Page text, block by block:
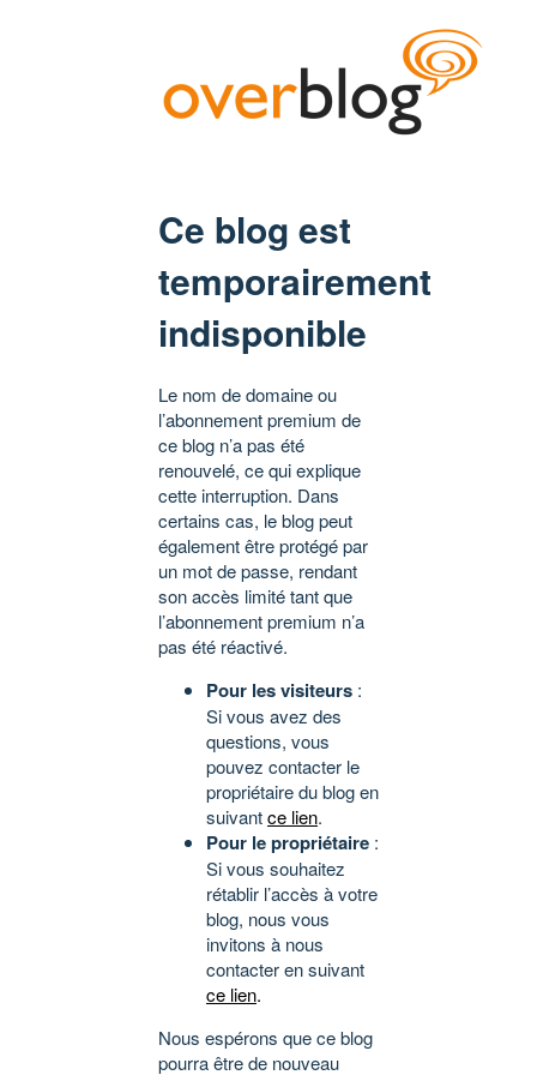
Ce blog est
temporairement
indisponible
Le nom de domaine ou
l’abonnement premium de
ce blog n’a pas été
renouvelé, ce qui explique
cette interruption. Dans
certains cas, le blog peut
également être protégé par
un mot de passe, rendant
son accès limité tant que
l’abonnement premium n’a
pas été réactivé.
Pour les visiteurs :
Si vous avez des
questions, vous
pouvez contacter le
propriétaire du blog en
suivantce lien.
Pour le propriétaire :
Si vous souhaitez
rétablir l’accès à votre
blog, nous vous
invitons à nous
contacter en suivant
ce lien.
Nous espérons que ce blog
pourra être de nouveau